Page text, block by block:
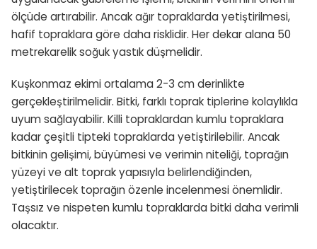
ölçüde artırabilir. Ancak ağır topraklarda yetiştirilmesi,
hafif topraklara göre daha risklidir. Her dekar alana 50
metrekarelik soğuk yastık düşmelidir.
Kuşkonmaz ekimi ortalama 2-3 cm derinlikte
gerçekleştirilmelidir. Bitki, farklı toprak tiplerine kolaylıkla
uyum sağlayabilir. Killi topraklardan kumlu topraklara
kadar çeşitli tipteki topraklarda yetiştirilebilir. Ancak
bitkinin gelişimi, büyümesi ve verimin niteliği, toprağın
yüzeyi ve alt toprak yapısıyla belirlendiğinden,
yetiştirilecek toprağın özenle incelenmesi önemlidir.
Taşsız ve nispeten kumlu topraklarda bitki daha verimli
olacaktır.